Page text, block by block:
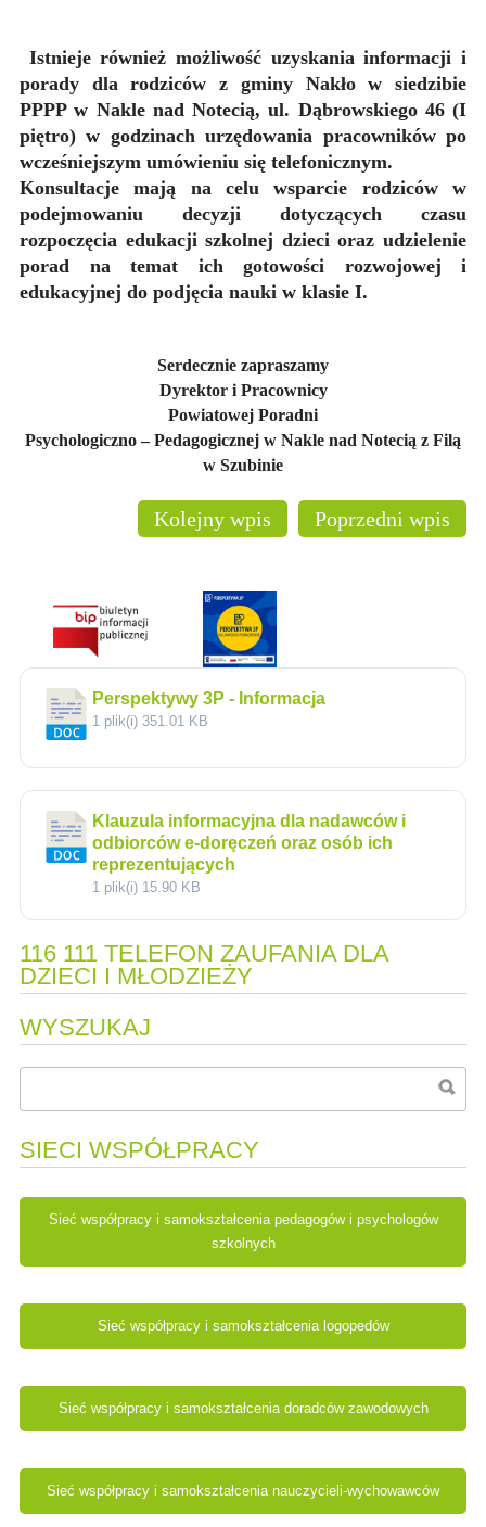
Istnieje również możliwość uzyskania informacji i
porady dla rodzicówz gminy Nakło w siedzibie
PPPP w Nakle nad Notecią, ul. Dąbrowskiego 46 (I
piętro) w godzinach urzędowania pracowników po
wcześniejszym umówieniu się telefonicznym.
Konsultacje mają na celu wsparcie rodziców w
podejmowaniu decyzji dotyczących czasu
rozpoczęcia edukacji szkolnej dzieci oraz udzielenie
porad na temat ich gotowości rozwojowej i
edukacyjnej do podjęcia nauki w klasie I.
Serdecznie zapraszamy
Dyrektor i Pracownicy
Powiatowej Poradni
Psychologiczno – Pedagogicznej w Nakle nad Notecią z Filą
w Szubinie
Poprzedni wpis
Kolejny wpis
Perspektywy 3P - Informacja
1 plik(i) 351.01 KB
Klauzula informacyjna dla nadawców i
odbiorców e-doręczeń oraz osób ich
reprezentujących
1 plik(i) 15.90 KB
116 111 TELEFON ZAUFANIA DLA
DZIECI I MŁODZIEŻY
WYSZUKAJ
SIECI WSPÓŁPRACY
Sieć współpracy i samokształcenia pedagogów i psychologów
szkolnych
Sieć współpracy i samokształcenia logopedów
Sieć współpracy i samokształcenia doradców zawodowych
Sieć współpracy i samokształcenia nauczycieli-wychowawców